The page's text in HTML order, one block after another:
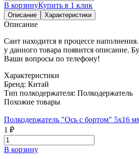
В корзинуКупить в 1 клик
Описание Характеристики
Описание
Саит находится в процессе
у данного товара появится описание.
Ваши вопросы по телефону!
Характеристики
Бренд: Китай
Тип полкодержателя: Полкодержатель
Похожие товары
Полкодержатель "Ось с бортом" 5х16
1 ₽
В корзину